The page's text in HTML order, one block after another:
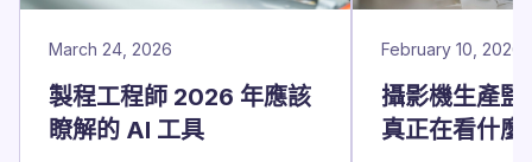
March 24, 2026
製程工程師 2026 年應該
瞭解的 AI 工具
February 10, 2026
攝影機生產
真正在看什麼